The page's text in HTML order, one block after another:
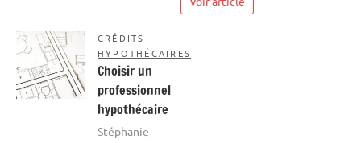
CRÉDITS
HYPOTHÉCAIRES
Choisir un
professionnel
hypothécaire
Stéphanie